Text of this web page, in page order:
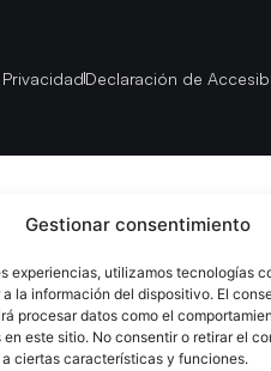
Gestionar consentimiento
experiencias, utilizamos tecnologías
la información del dispositivo. El
procesar datos como el
este sitio. No consentir o retirar el
ciertas características y funciones.
Declaración de